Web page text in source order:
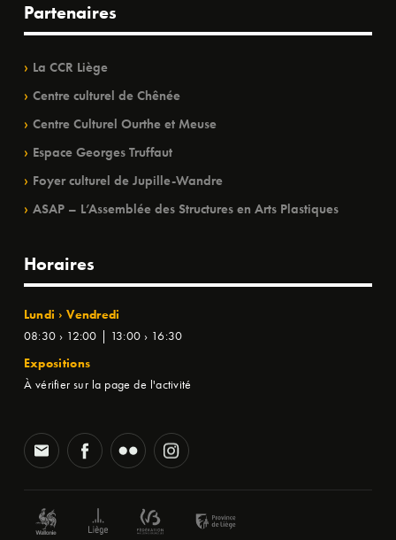
Partenaires
La CCR Liège
Centre culturel de Chênée
Centre Culturel Ourthe et Meuse
Espace Georges Truffaut
Foyer culturel de Jupille-Wandre
ASAP – L’Assemblée des Structures en Arts Plastiques
Horaires
Lundi › Vendredi
08:30 › 12:00 | 13:00 › 16:30
Expositions
À vérifier sur la page de l'activité